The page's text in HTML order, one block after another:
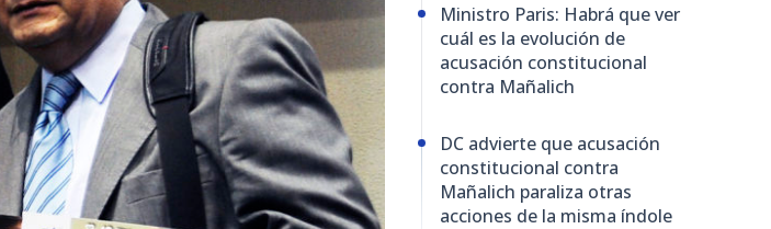
Ministro Paris: Habrá que ver
cuál es la evolución de
acusación constitucional
contra Mañalich
DC advierte que acusación
constitucional contra
Mañalich paraliza otras
acciones de la misma índole